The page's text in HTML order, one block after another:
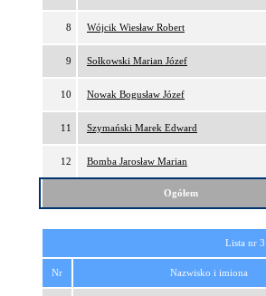
8 Wójcik Wiesław Robert
9 Sołkowski Marian Józef
10 Nowak Bogusław Józef
11 Szymański Marek Edward
12 Bomba Jarosław Marian
Ogółem
Lista nr
Nr Nazwisko i imiona